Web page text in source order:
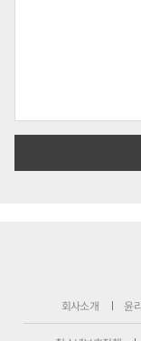
회사소개 윤